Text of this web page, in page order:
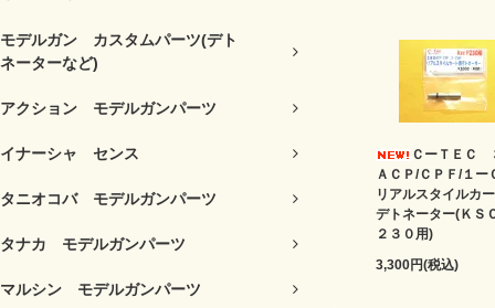
モデルガン カスタムパーツ(デト
ネーターなど)
アクション モデルガンパーツ
イナーシャ センス
タニオコバ モデルガンパーツ
タナカ モデルガンパーツ
マルシン モデルガンパーツ
ＣーＴＥＣ
ＡＣＰ/ＣＰＦ/１ー
リアルスタイルカ
デトネーター(Ｋ
２３０用)
3,300円(税込)